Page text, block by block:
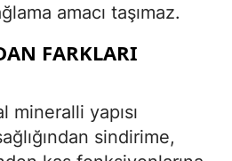
amacı taşımaz.
FARKLARI
mineralli yapısı
sindirime,